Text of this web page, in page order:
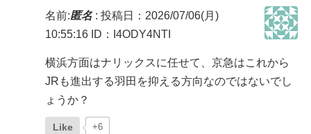
名前:匿名: 投稿日：2026/07/06(月)
10:55:16 ID：I4ODY4NTI
横浜方面はナリックスに任せて、京急はこれから
JRも進出する羽田を抑える方向なのではないでし
ょうか？
Like +6